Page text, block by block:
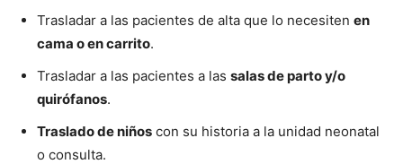
Trasladar a las pacientes de alta que lo necesiten en
cama o en carrito.
Trasladar a las pacientes a las salas de parto y/o
quirófanos.
Traslado de niños con su historia a la unidad neonatal
o consulta.